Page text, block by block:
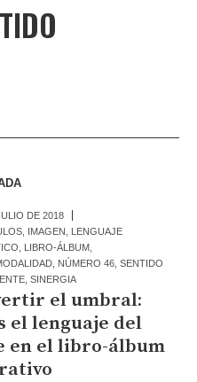
DE 2018
IMAGEN
LENGUAJE
LIBRO-ÁLBUM
NÚMERO 46 ,SENTIDO
,SINERGIA
el umbral:
el lenguaje del
en el libro-álbum